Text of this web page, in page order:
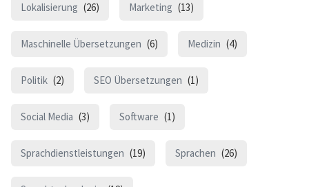
Lokalisierung (26) Marketing (13)
Maschinelle Übersetzungen (6) Medizin (4)
Politik (2) SEO Übersetzungen (1)
Social Media (3) Software (1)
Sprachdienstleistungen (19) Sprachen (26)